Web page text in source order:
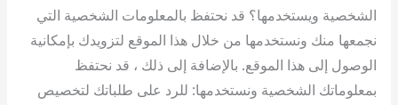
الشخصية ويستخدمها؟ قد نحتفظ بالمعلومات الشخصية التي
نجمعها منك ونستخدمها من خلال هذا الموقع لتزويدك بإمكانية
الوصول إلى هذا الموقع. بالإضافة إلى ذلك ، قد نحتفظ
بمعلوماتك الشخصية ونستخدمها: للرد على طلباتك لتخصيص